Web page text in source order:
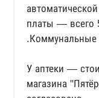
платы — всего
.Коммунальные
У аптеки —
магазина